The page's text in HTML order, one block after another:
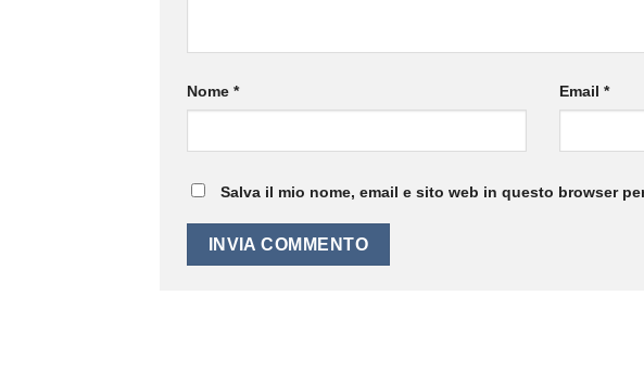
Nome * Email*
Salva il mio nome, email e sito web in questo browser